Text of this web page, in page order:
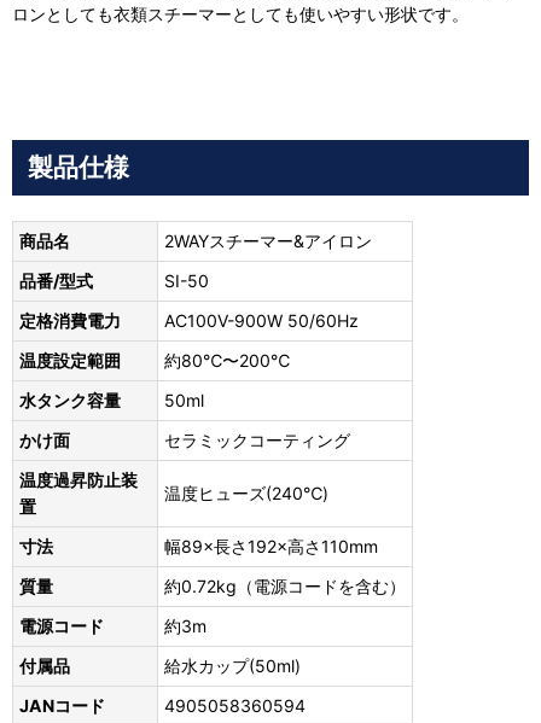
ロンとしても衣類スチーマーとしても使いやすい形状です。
製品仕様
商品名
2WAYスチーマー&アイロン
品番/型式
SI-50
定格消費電力
AC100V-900W 50/60Hz
温度設定範囲
約80℃〜200℃
水タンク容量
50ml
かけ面
セラミックコーティング
温度過昇防止装
置
温度ヒューズ(240℃)
寸法
幅89×長さ192×高さ110mm
質量
約0.72kg（電源コードを含む）
電源コード
約3m
付属品
給水カップ(50ml)
JANコード
4905058360594